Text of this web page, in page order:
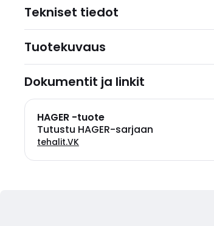
Tekniset tiedot
Tuotekuvaus
Dokumentit ja linkit
HAGER -tuote
Tutustu HAGER-sarjaan
tehalit.VK